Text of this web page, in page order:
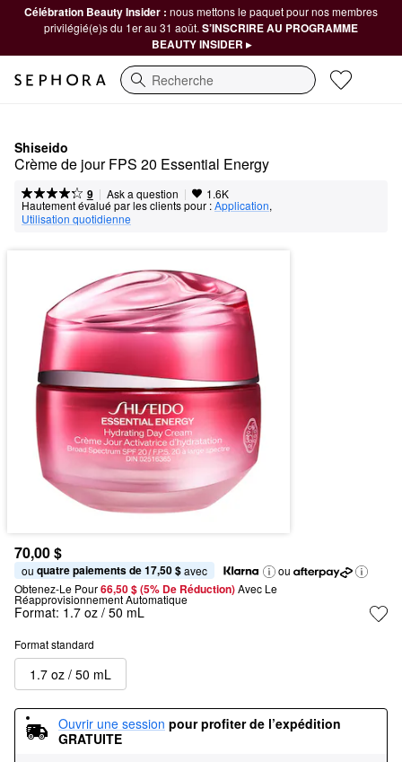
Célébration Beauty Insider : nous mettons le paquet pour nos membres
privilégié(e)s du 1er au 31 août. S’INSCRIRE AU PROGRAMME
BEAUTY INSIDER ▸
Recherche
Shiseido
Crème de jour FPS 20 Essential Energy
9 | Ask a question | 1.6K
Hautement évalué par les clients pour :Application,
Utilisation quotidienne
70,00 $
ou quatre paiements de 17,50 $ avec
ou
Obtenez-Le Pour66,50 $ (5% De Réduction) Avec Le
Réapprovisionnement Automatique
Format: 1.7 oz / 50 mL
Format standard
1.7 oz / 50 mL
Ouvrir une session pour profiter de l’expédition
GRATUITE